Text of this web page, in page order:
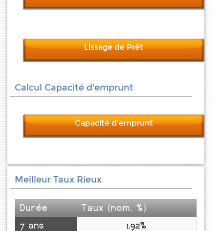
Lissage de Prêt
Calcul Capacité d'emprunt
Capacité d'emprunt
Meilleur Taux Rieux
Durée
Taux (nom. %)
7 ans
1.92%